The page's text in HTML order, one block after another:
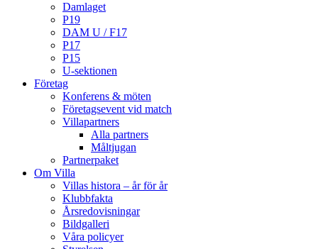
Damlaget
P19
DAM U / F17
P17
P15
U-sektionen
Företag
Konferens & möten
Företagsevent vid match
Villapartners
Alla partners
Måltjugan
Partnerpaket
Om Villa
Villas histora – år för år
Klubbfakta
Årsredovisningar
Bildgalleri
Våra policyer